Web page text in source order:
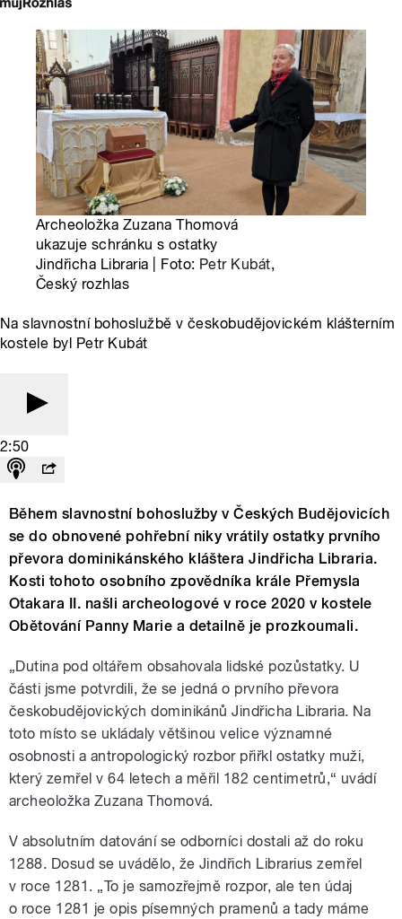
Archeoložka Zuzana Thomová
ukazuje schránku s ostatky
Jindřicha Libraria | Foto: Petr Kubát,
Český rozhlas
Na slavnostní bohoslužbě v českobudějovickém klášterním
kostele byl Petr Kubát
2:50
Během slavnostní bohoslužby v Českých Budějovicích
se do obnovené pohřební niky vrátily ostatky prvního
převora dominikánského kláštera Jindřicha Libraria.
Kosti tohoto osobního zpovědníka krále Přemysla
Otakara II. našli archeologové v roce 2020 v kostele
Obětování Panny Marie a detailně je prozkoumali.
„Dutina pod oltářem obsahovala lidské pozůstatky. U
části jsme potvrdili, že se jedná o prvního převora
českobudějovických dominikánů Jindřicha Libraria. Na
toto místo se ukládaly většinou velice významné
osobnosti a antropologický rozbor přiřkl ostatky muži,
který zemřel v 64 letech a měřil 182 centimetrů,“ uvádí
archeoložka Zuzana Thomová.
V absolutním datování se odborníci dostali až do roku
1288. Dosud se uvádělo, že Jindřich Librarius zemřel
v roce 1281. „To je samozřejmě rozpor, ale ten údaj
o roce 1281 je opis písemných pramenů a tady máme